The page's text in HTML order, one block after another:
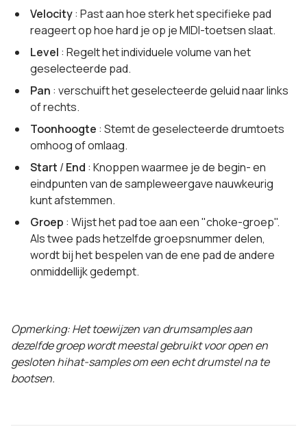
Velocity: Past aan hoe sterk het specifieke pad
reageert op hoe hard je op je MIDI-toetsen slaat.
Level : Regelt het individuele volume van het
geselecteerde pad.
Pan : verschuift het geselecteerde geluid naar links
of rechts.
Toonhoogte : Stemt de geselecteerde drumtoets
omhoog of omlaag.
Start / End : Knoppen waarmee je de begin- en
eindpunten van de sampleweergave nauwkeurig
kunt afstemmen.
Groep : Wijst het pad toe aan een "choke-groep".
Als twee pads hetzelfde groepsnummer delen,
wordt bij het bespelen van de ene pad de andere
onmiddellijk gedempt.
Opmerking: Het toewijzen van drumsamples aan
dezelfde groep wordt meestal gebruikt voor open en
gesloten hihat-samples om een echt drumstel na te
bootsen.